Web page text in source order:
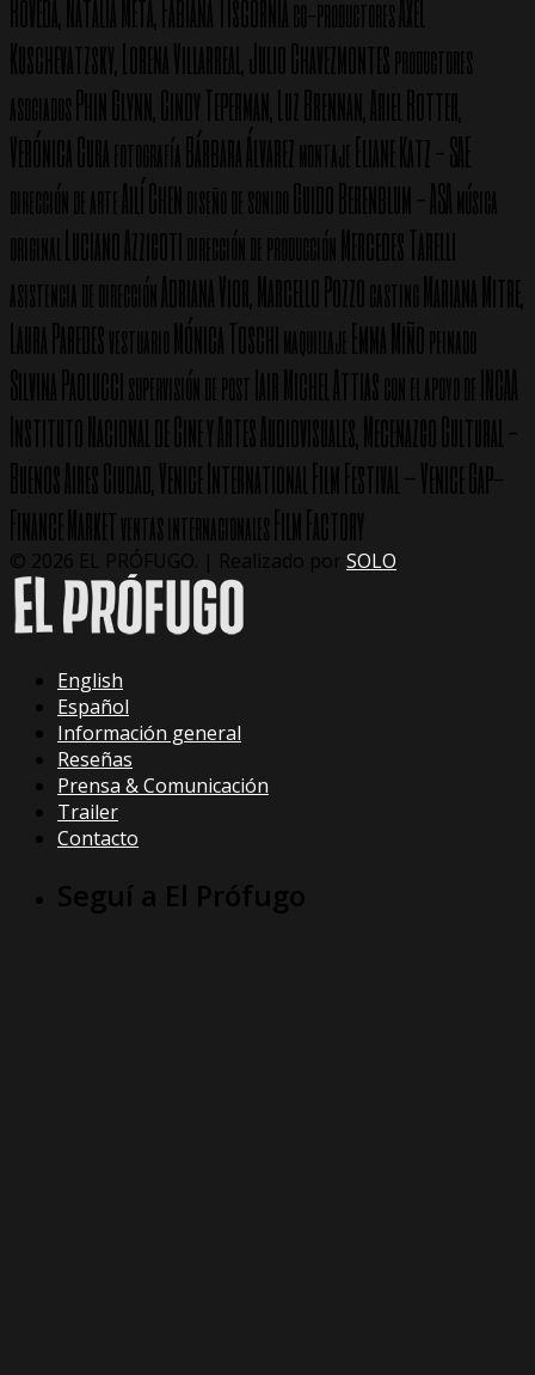
Roveda, Natalia Meta, Fabiana Tiscorniaco-productoresAxel
Kuschevatzsky, Lorena Villarreal, Julio Chavezmontesproductores
asociadosPhin Glynn, Cindy Teperman, Luz Brennan, Ariel Rotter,
Verónica CurafotografíaBárbara ÁlvarezmontajeEliane Katz - SAE
dirección de arteAilí Chendiseño de sonidoGuido Berenblum - ASAmúsica
originalLuciano Azzigotidirección de producciónMercedes Tarelli
asistencia de direcciónAdriana Vior, Marcello PozzocastingMariana Mitre,
Laura ParedesvestuarioMónica ToschimaquillajeEmma Miñopeinado
Silvina Paoluccisupervisión de postIair Michel Attiascon el apoyo deINCAA
Instituto Nacional de Cine y Artes Audiovisuales, Mecenazgo Cultural -
Buenos Aires Ciudad, Venice International Film Festival – Venice Gap-
Finance Marketventas internacionalesFilm Factory
© 2026 EL PRÓFUGO. | Realizado por SOLO
English
Español
Información general
Reseñas
Prensa & Comunicación
Trailer
Contacto
Seguí a El Prófugo